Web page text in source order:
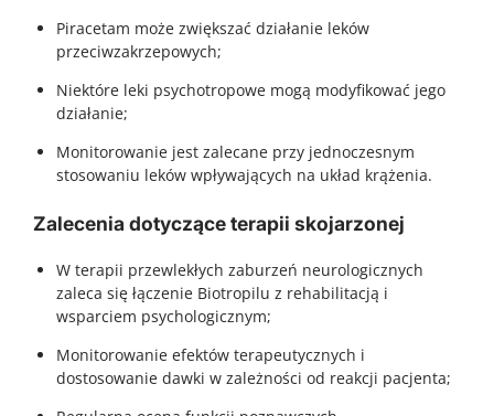
Piracetam może zwiększać działanie leków
przeciwzakrzepowych;
Niektóre leki psychotropowe mogą modyfikować jego
działanie;
Monitorowanie jest zalecane przy jednoczesnym
stosowaniu leków wpływających na układ krążenia.
Zalecenia dotyczące terapii skojarzonej
W terapii przewlekłych zaburzeń neurologicznych
zaleca się łączenie Biotropilu z rehabilitacją i
wsparciem psychologicznym;
Monitorowanie efektów terapeutycznych i
dostosowanie dawki w zależności od reakcji pacjenta;